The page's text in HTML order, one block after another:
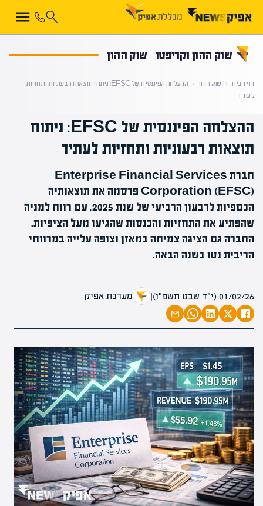
שוק ההון וקריפטו שוק ההון
דף הבית ‹ שוק ההון ‹
ההצלחה הפיננסית של EFSC: ניתוח תוצאות רבעוניות ותחזיות
לעתיד
ההצלחה הפיננסית של EFSC: ניתוח
תוצאות רבעוניות ותחזיות לעתיד
חברת Enterprise Financial Services
Corporation (EFSC) פרסמה את תוצאותיה
הכספיות לרבעון הרביעי של שנת 2025, עם רווח למניה
שהפתיע את התחזיות והכנסות שהגיעו מעל הציפיות.
החברה גם הציגה צמיחה במאזן וצופה עלייה במרווחי
הריבית נטו בשנה הבאה.
01/02/26 (י״ד שבט תשפ״ו) | מערכת אפיק